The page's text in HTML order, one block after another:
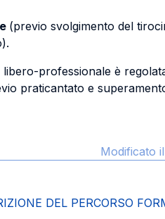
(previo svolgimento del
professionale è
praticantato e
Modificato
DEL PERCORSO